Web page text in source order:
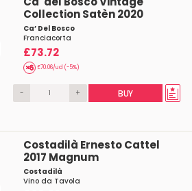
Collection Satèn 2020
Ca’ Del Bosco
Franciacorta
£73.72
£70.06/ud (-5%)
- + BUY
Costadilà Ernesto Cattel
2017 Magnum
Costadilà
Vino da Tavola